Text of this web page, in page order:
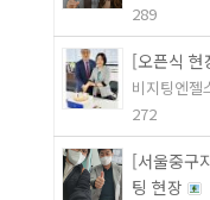
289
[오픈식 현
비지팅엔
272
[서울중구
팅 현장